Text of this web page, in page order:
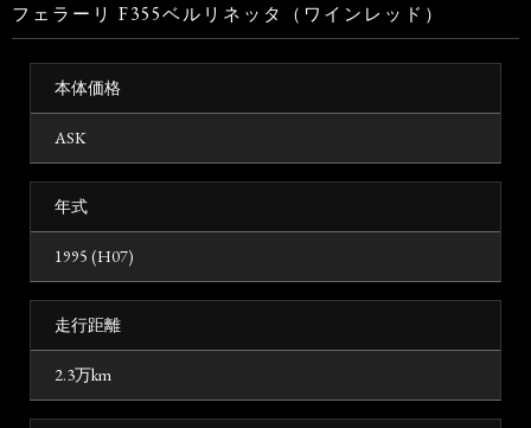
フェラーリ F355ベルリネッタ（ワインレッド）
本体価格
ASK
年式
1995 (H07)
走行距離
2.3万km